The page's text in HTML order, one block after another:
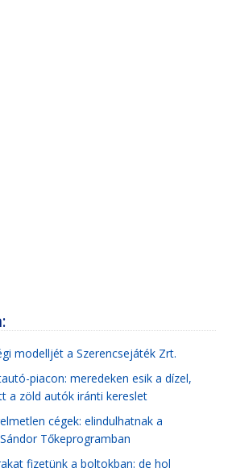
modelljét a Szerencsejáték Zrt.
piacon: meredeken esik a dízel,
a zöld autók iránti kereslet
cégek: elindulhatnak a
Tőkeprogramban
fizetünk a boltokban: de hol